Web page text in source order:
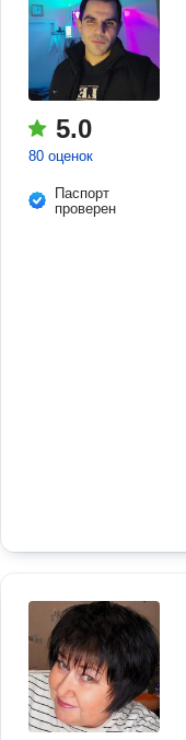
5.0
80 оценок
Паспорт
проверен